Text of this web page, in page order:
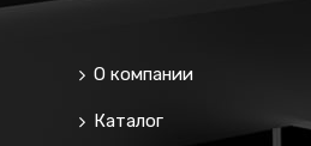
О компании
Каталог